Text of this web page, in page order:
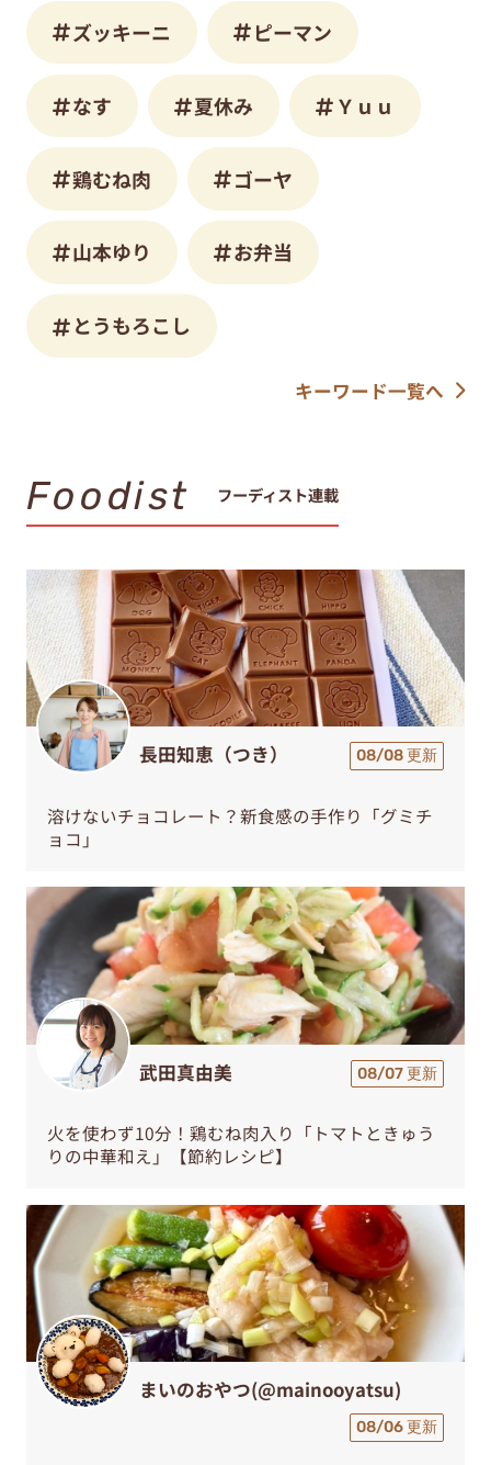
ズッキーニ ピーマン
なす 夏休み Ｙｕｕ
鶏むね肉 ゴーヤ
山本ゆり お弁当
とうもろこし
キーワード一覧へ
Foodist フーディスト連載
長田知恵（つき） 08/08 更新
溶けないチョコレート？新食感の手作り「グミチ
ョコ」
武田真由美 08/07 更新
火を使わず10分！鶏むね肉入り「トマトときゅう
りの中華和え」【節約レシピ】
まいのおやつ(@mainooyatsu)
08/06 更新